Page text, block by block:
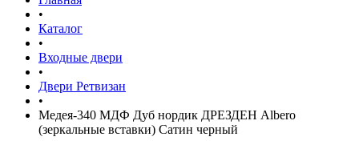
•
Каталог
•
Входные двери
•
Двери Ретвизан
•
Медея-340 МДФ Дуб нордик ДРЕЗДЕН Albero
(зеркальные вставки) Сатин черный